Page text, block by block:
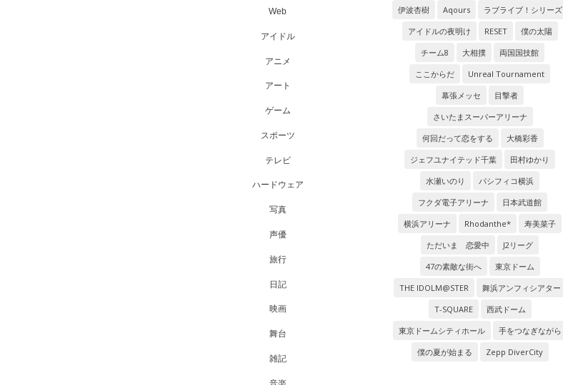
Web
アイドル
アニメ
アート
ゲーム
スポーツ
テレビ
ハードウェア
写真
声優
旅行
日記
映画
舞台
雑記
伊波杏樹
Aqours
ラブライブ！シリーズ
アイドルの夜明け
RESET
僕の太陽
チーム8
大相撲
両国国技館
ここからだ
Unreal Tournament
幕張メッセ
目撃者
さいたまスーパーアリーナ
何回だって恋をする
大橋彩香
ジェフユナイテッド千葉
田村ゆかり
水瀬いのり
パシフィコ横浜
フクダ電子アリーナ
日本武道館
横浜アリーナ
Rhodanthe*
寿美菜子
ただいま 恋愛中
J2リーグ
47の素敵な街へ
東京ドーム
THE IDOLM@STER
舞浜アンフィシアター
T-SQUARE
西武ドーム
東京ドームシティホール
手をつなぎながら
僕の夏が始まる
Zepp DiverCity